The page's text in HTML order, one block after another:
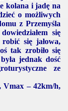
kolana i jadę na
o możliwych
z Przemyśla
się
się jałowa,
tak zrobiło się
jednak dość
ze
Vmax – 42km/h,